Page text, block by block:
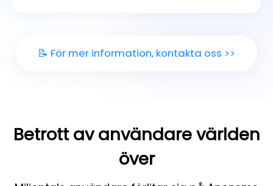
📝 För mer information, kontakta oss >>
Betrott av användare världen
över